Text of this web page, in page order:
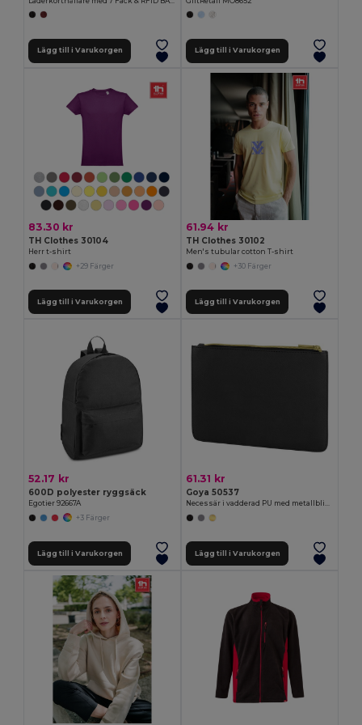
Lägg till i Varukorgen Lägg till i Varukorgen
83.30 kr
TH Clothes 30104
Herr t-shirt
+29 Färger
Lägg till i Varukorgen
61.94 kr
TH Clothes 30102
Men's tubular cotton T-shirt
+30 Färger
Lägg till i Varukorgen
52.17 kr
600D polyester ryggsäck
Egotier 92667A
+3 Färger
Lägg till i Varukorgen
61.31 kr
Goya 50537
Necessär i vadderad PU med metallblixtlås IN-STYLE
Lägg till i Varukorgen